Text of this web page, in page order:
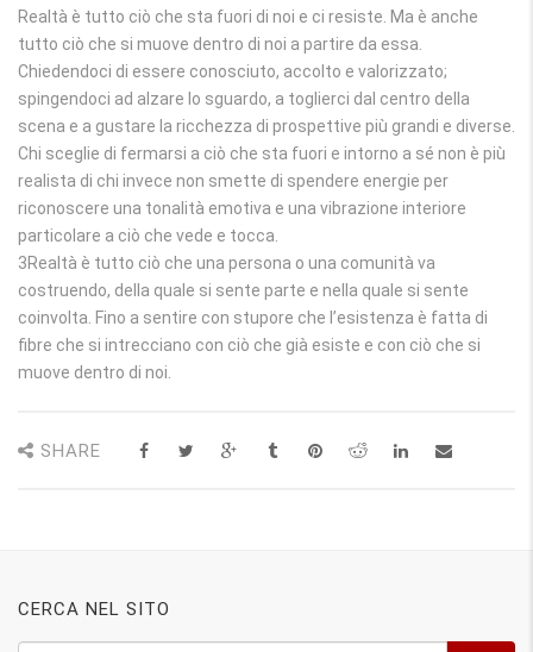
Realtà è tutto ciò che sta fuori di noi e ci resiste. Ma è anche
tutto ciò che si muove dentro di noi a partire da essa.
Chiedendoci di essere conosciuto, accolto e valorizzato;
spingendoci ad alzare lo sguardo, a toglierci dal centro della
scena e a gustare la ricchezza di prospettive più grandi e diverse.
Chi sceglie di fermarsi a ciò che sta fuori e intorno a sé non è più
realista di chi invece non smette di spendere energie per
riconoscere una tonalità emotiva e una vibrazione interiore
particolare a ciò che vede e tocca.
3Realtà è tutto ciò che una persona o una comunità va
costruendo, della quale si sente parte e nella quale si sente
coinvolta. Fino a sentire con stupore che l’esistenza è fatta di
fibre che si intrecciano con ciò che già esiste e con ciò che si
muove dentro di noi.
SHARE
CERCA NEL SITO